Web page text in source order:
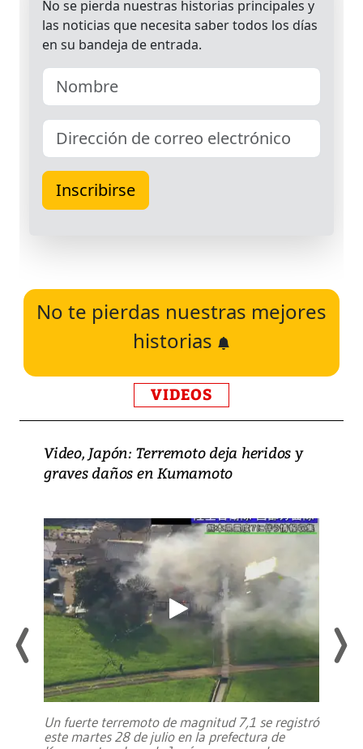
No te pierdas nuestras mejores
historias
VIDEOS
Video, Japón: Terremoto deja heridos y
graves daños en Kumamoto
Un fuerte terremoto de magnitud 7,1 se registró
este martes 28 de julio en la prefectura de